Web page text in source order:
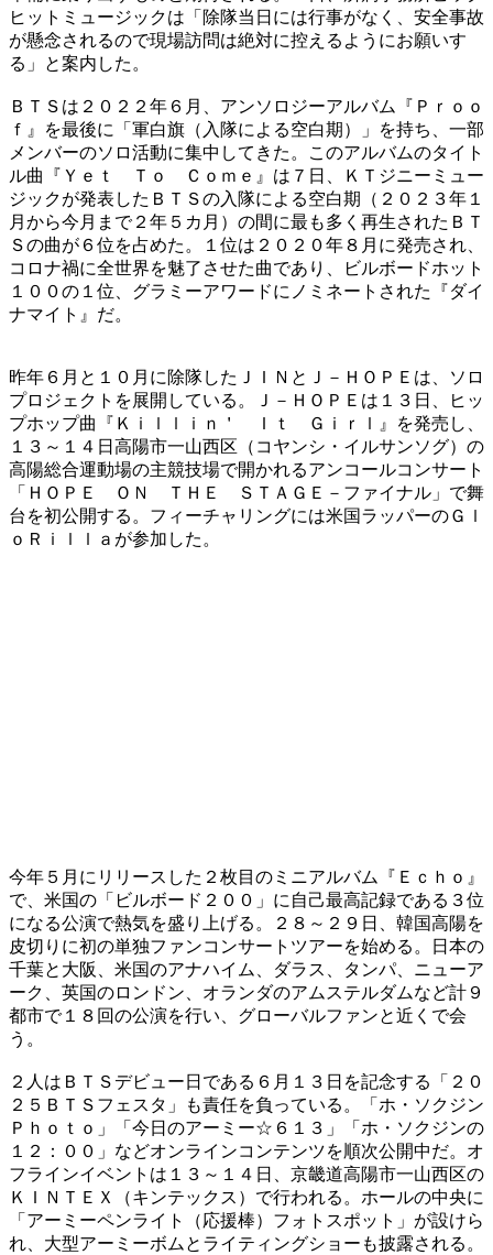
ヒットミュージックは「除隊当日には行事がなく、安全事故
が懸念されるので現場訪問は絶対に控えるようにお願いす
る」と案内した。
ＢＴＳは２０２２年６月、アンソロジーアルバム『Ｐｒｏｏ
ｆ』を最後に「軍白旗（入隊による空白期）」を持ち、一部
メンバーのソロ活動に集中してきた。このアルバムのタイト
ル曲『Ｙｅｔ Ｔｏ Ｃｏｍｅ』は７日、ＫＴジニーミュー
ジックが発表したＢＴＳの入隊による空白期（２０２３年１
月から今月まで２年５カ月）の間に最も多く再生されたＢＴ
Ｓの曲が６位を占めた。１位は２０２０年８月に発売され、
コロナ禍に全世界を魅了させた曲であり、ビルボードホット
１００の１位、グラミーアワードにノミネートされた『ダイ
ナマイト』だ。
昨年６月と１０月に除隊したＪＩＮとＪ－ＨＯＰＥは、ソロ
プロジェクトを展開している。Ｊ－ＨＯＰＥは１３日、ヒッ
プホップ曲『Ｋｉｌｌｉｎ＇ Ｉｔ Ｇｉｒｌ』を発売し、
１３～１４日高陽市一山西区（コヤンシ・イルサンソグ）の
高陽総合運動場の主競技場で開かれるアンコールコンサート
「ＨＯＰＥ ＯＮ ＴＨＥ ＳＴＡＧＥ－ファイナル」で舞
台を初公開する。フィーチャリングには米国ラッパーのＧｌ
ｏＲｉｌｌａが参加した。
今年５月にリリースした２枚目のミニアルバム『Ｅｃｈｏ』
で、米国の「ビルボード２００」に自己最高記録である３位
になる公演で熱気を盛り上げる。２８～２９日、韓国高陽を
皮切りに初の単独ファンコンサートツアーを始める。日本の
千葉と大阪、米国のアナハイム、ダラス、タンパ、ニューア
ーク、英国のロンドン、オランダのアムステルダムなど計９
都市で１８回の公演を行い、グローバルファンと近くで会
う。
２人はＢＴＳデビュー日である６月１３日を記念する「２０
２５ＢＴＳフェスタ」も責任を負っている。「ホ・ソクジン
Ｐｈｏｔｏ」「今日のアーミー☆６１３」「ホ・ソクジンの
１２：００」などオンラインコンテンツを順次公開中だ。オ
フラインイベントは１３～１４日、京畿道高陽市一山西区の
ＫＩＮＴＥＸ（キンテックス）で行われる。ホールの中央に
「アーミーペンライト（応援棒）フォトスポット」が設けら
れ、大型アーミーボムとライティングショーも披露される。